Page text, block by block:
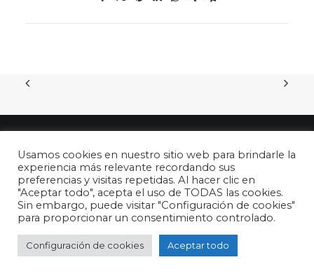
© 2026 26 de abril - DÍA DEL NIÑO en España. All rights reserved
Usamos cookies en nuestro sitio web para brindarle la
experiencia más relevante recordando sus
preferencias y visitas repetidas. Al hacer clic en
"Aceptar todo", acepta el uso de TODAS las cookies.
Sin embargo, puede visitar "Configuración de cookies"
para proporcionar un consentimiento controlado.
Configuración de cookies Aceptar todo